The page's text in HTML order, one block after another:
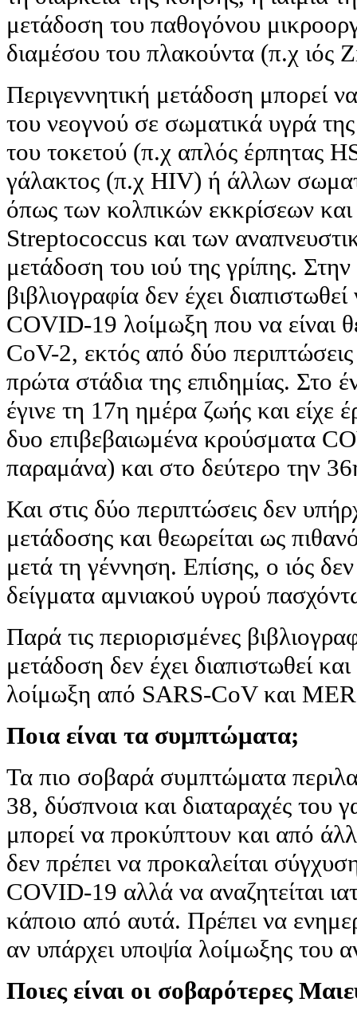
μετάδοση του παθογόνου
διαμέσου του πλακούντα (π.χ ιός
Περιγεννητική μετάδοση μπορεί
του νεογνού σε σωματικά υγρά
του τοκετού (π.χ απλός έρπητας
γάλακτος (π.χ HIV) ή άλλων
όπως των κολπικών εκκρίσεων
Streptococcus και των
μετάδοση του ιού της γρίπης.
βιβλιογραφία δεν έχει
COVID-19 λοίμωξη που να είναι
CoV-2, εκτός από δύο
πρώτα στάδια της επιδημίας. Στο
έγινε τη 17η ημέρα ζωής και είχε
δυο επιβεβαιωμένα κρούσματα
παραμάνα) και στο δεύτερο την
Και στις δύο περιπτώσεις δεν
μετάδοσης και θεωρείται ως
μετά τη γέννηση. Επίσης, ο ιός δεν
δείγματα αμνιακού υγρού
Παρά τις περιορισμένες
μετάδοση δεν έχει διαπιστωθεί
λοίμωξη από SARS-CoV και
Ποια είναι τα συμπτώματα;
Τα πιο σοβαρά συμπτώματα
38, δύσπνοια και διαταραχές του
μπορεί να προκύπτουν και από
δεν πρέπει να προκαλείται
COVID-19 αλλά να αναζητείται
κάποιο από αυτά. Πρέπει να
αν υπάρχει υποψία λοίμωξης του
Ποιες είναι οι σοβαρότερες